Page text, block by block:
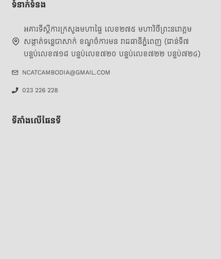
ទំនាក់ទំនង
អគារទីស្តីការក្រសួងមហាផ្ទៃ លេខ២៧៥ មហាវិថីព្រះនរោត្តម
សង្កាត់ទន្លេបាសាក់ ខណ្ឌចំការមន រាជធានីភ្នំពេញ (ជាន់ទី៧
បន្ទប់លេខ៧១៨ បន្ទប់លេខ៧២០ បន្ទប់លេខ៧២២ បន្ទប់៧២៤)
NCATCAMBODIA@GMAIL.COM
023 226 228
ទីតាំងលើផែនទី